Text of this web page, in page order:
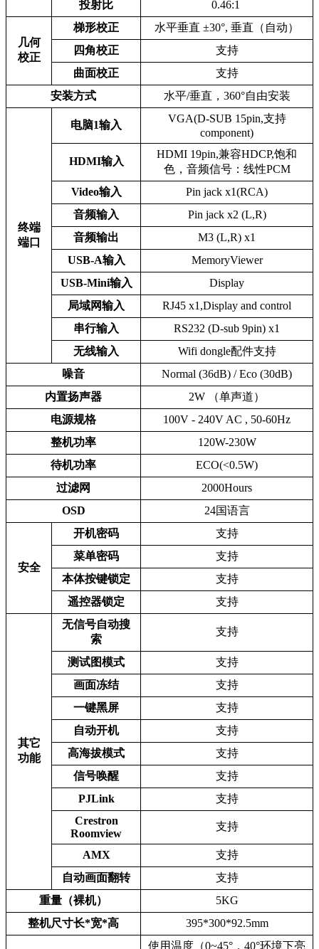
投射比
0.46:1
几何
校正
梯形校正
水平垂直 ±30°, 垂直（自动）
四角校正
支持
曲面校正
支持
安装方式
水平/垂直，360°自由安装
终端
端口
电脑1输入
VGA(D-SUB 15pin,支持
component)
HDMI输入
HDMI 19pin,兼容HDCP,饱和
色，音频信号：线性PCM
Video输入
Pin jack x1(RCA)
音频输入
Pin jack x2 (L,R)
音频输出
M3 (L,R) x1
USB-A输入
MemoryViewer
USB-Mini输入
Display
局域网输入
RJ45 x1,Display and control
串行输入
RS232 (D-sub 9pin) x1
无线输入
Wifi dongle配件支持
噪音
Normal (36dB) / Eco (30dB)
内置扬声器
2W （单声道）
电源规格
100V - 240V AC , 50-60Hz
整机功率
120W-230W
待机功率
ECO(<0.5W)
过滤网
2000Hours
OSD
24国语言
安全
开机密码
支持
菜单密码
支持
本体按键锁定
支持
遥控器锁定
支持
其它
功能
无信号自动搜
索
支持
测试图模式
支持
画面冻结
支持
一键黑屏
支持
自动开机
支持
高海拔模式
支持
信号唤醒
支持
PJLink
支持
Crestron
Roomview
支持
AMX
支持
自动画面翻转
支持
重量（裸机）
5KG
整机尺寸长*宽*高
395*300*92.5mm
使用温度（0~45°，40°环境下亮